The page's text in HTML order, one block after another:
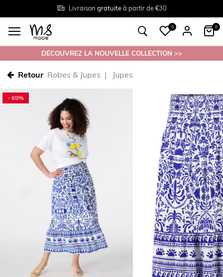
Livraison gratuiteà partir de €30
Tailles du38 au 54
Retourgratuit en magasin
0 0
DÉCOUVREZ LA NOUVELLE COLLECTION >>
Retour Robes & Jupes Jupes
- 69%